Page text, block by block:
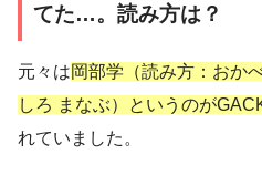
てた…。読み方は？
元々は岡部学（読み方：おか
しろ まなぶ）というのが
れていました。